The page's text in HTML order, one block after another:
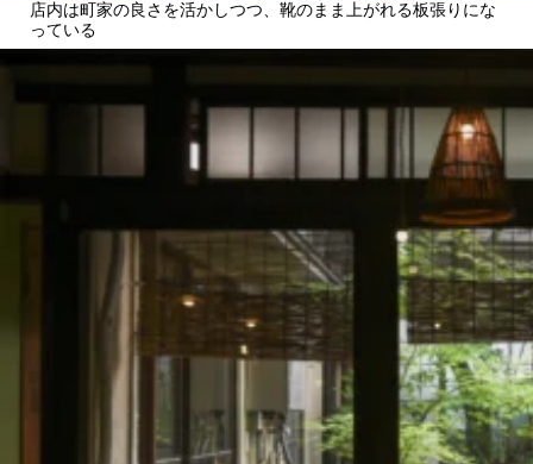
店内は町家の良さを活かしつつ、靴のまま上がれる板張りにな
っている